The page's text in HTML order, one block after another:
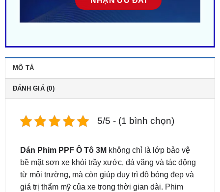
ĐÁNH GIÁ (0)
Dán Phim PPF Ô Tô 3Mkhông chỉ là lớp bảo vệ
từ môi trường, mà còn giúp duy trì độ bóng đẹp và
giá trị thẩm mỹ của xe trong thời gian dài. Phim
PPF 3M cao cấp với khả năng tự phục hồi vết xước
nhẹ dưới tác động nhiệt, chống ố vàng, chống bám